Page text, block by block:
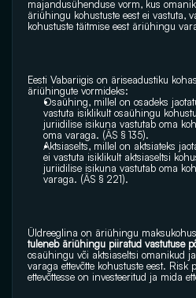
majandusühenduse vorm, kus
äriühingu kohustuste eest ei vastuta,
kohustuste täitmise eest äriühingu
Eesti Vabariigis on äriseadustiku
äriühingute vormideks:
Osaühing, millel on osadeks
juriidilise isikuna vastutab oma
oma varaga. (ÄS § 135).
Aktsiaselts, millel on aktsiateks
ei vastuta isiklikult aktsiaseltsi
juriidilise isikuna vastutab oma
varaga. (ÄS § 221).
Üldreeglina on äriühingu
tuleneb äriühingu piiratud vastutuse
osaühingu või aktsiaseltsi omanikud
varaga ettevõtte kohustuste eest.
ettevõttesse on investeeritud ja mida